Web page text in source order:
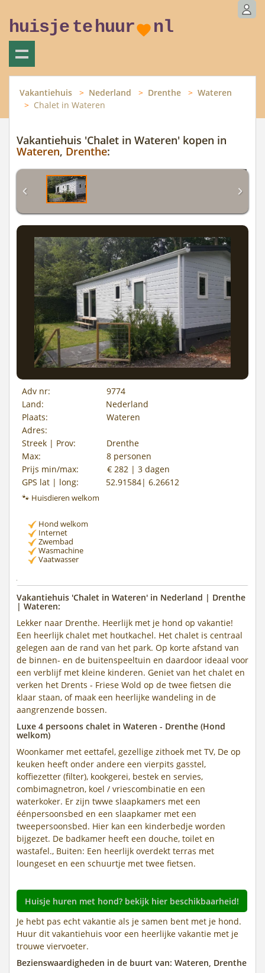
huisje tehuur nl
Vakantiehuis Nederland Drenthe
Wateren
Chalet in Wateren
Vakantiehuis 'Chalet in Wateren' kopen in
Wateren, Drenthe:
Adv nr:
9774
Land:
Nederland
Plaats:
Wateren
Adres:
Streek | Prov:
Drenthe
Max:
8 personen
Prijs min/max:
€ 282 | 3 dagen
GPS lat | long:
52.91584| 6.26612
🐾 Huisdieren welkom
Hond welkom
Internet
Zwembad
Wasmachine
Vaatwasser
Vakantiehuis 'Chalet in Wateren' in Nederland | Drenthe
| Wateren:
Lekker naar Drenthe. Heerlijk met je hond op vakantie!
Een heerlijk chalet met houtkachel. Het chalet is centraal
gelegen aan de rand van het park. Op korte afstand van
de binnen- en de buitenspeeltuin en daardoor ideaal voor
een verblijf met kleine kinderen. Geniet van het chalet en
verken het Drents - Friese Wold op de twee fietsen die
klaar staan, of maak een heerlijke wandeling in de
aangrenzende bossen.
Luxe 4 persoons chalet in Wateren - Drenthe (Hond
welkom)
Woonkamer met eettafel, gezellige zithoek met TV, De op
keuken heeft onder andere een vierpits gasstel,
koffiezetter (filter), kookgerei, bestek en servies,
combimagnetron, koel / vriescombinatie en een
waterkoker. Er zijn twwe slaapkamers met een
éénpersoonsbed en een slaapkamer met een
tweepersoonsbed. Hier kan een kinderbedje worden
bijgezet. De badkamer heeft een douche, toilet en
wastafel., Buiten: Een heerlijk overdekt terras met
loungeset en een schuurtje met twee fietsen.
Huisje huren met hond? bekijk hier beschikbaarheid!
Je hebt pas echt vakantie als je samen bent met je hond.
Huur dit vakantiehuis voor een heerlijke vakantie met je
trouwe viervoeter.
Bezienswaardigheden in de buurt van: Wateren, Drenthe